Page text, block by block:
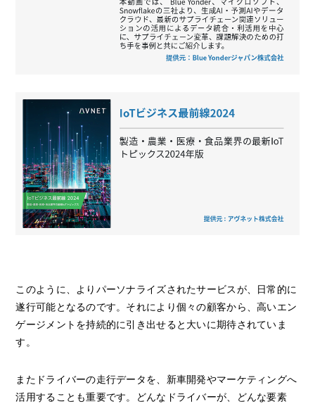
このように、よりパーソナライズされたサービスが、日常的に
遂行可能となるのです。それにより個々の顧客から、高いエン
ゲージメントを持続的に引き出せると大いに期待されていま
す。
またドライバーの走行データを、新車開発やマーケティングへ
活用することも重要です。どんなドライバーが、どんな要素